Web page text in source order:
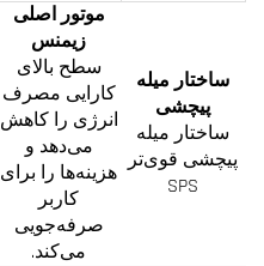
ساختار میله
پیچشی
ساختار میله
پیچشی قوی‌تر
SPS
موتور اصلی
زیمنس
سطح بالای
کارایی مصرف
انرژی را کاهش
می‌دهد و
هزینه‌ها را برای
کاربر
صرفه‌جویی
می‌کند.